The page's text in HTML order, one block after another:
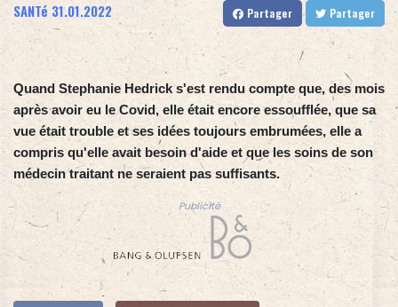
SANTé 31.01.2022 Partager Partager
Quand Stephanie Hedrick s'est rendu compte que, des mois
après avoir eu le Covid, elle était encore essoufflée, que sa
vue était trouble et ses idées toujours embrumées, elle a
compris qu'elle avait besoin d'aide et que les soins de son
médecin traitant ne seraient pas suffisants.
Publicité